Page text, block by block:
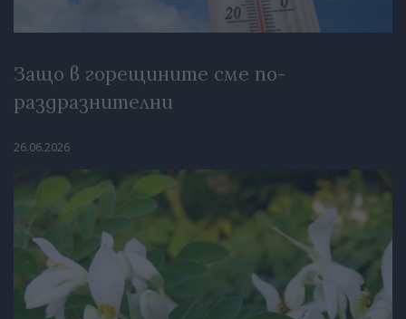
Защо в горещините сме по-
раздразнителни
26.06.2026